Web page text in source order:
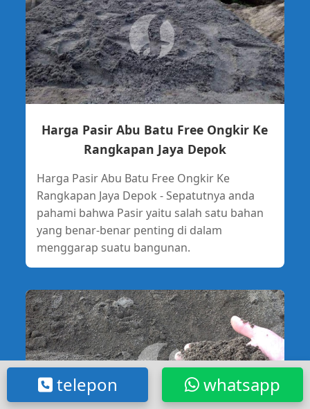
Harga Pasir Abu Batu Free Ongkir Ke
Rangkapan Jaya Depok
Harga Pasir Abu Batu Free Ongkir Ke
Rangkapan Jaya Depok - Sepatutnya anda
pahami bahwa Pasir yaitu salah satu bahan
yang benar-benar penting di dalam
menggarap suatu bangunan.
whatsapp
telepon